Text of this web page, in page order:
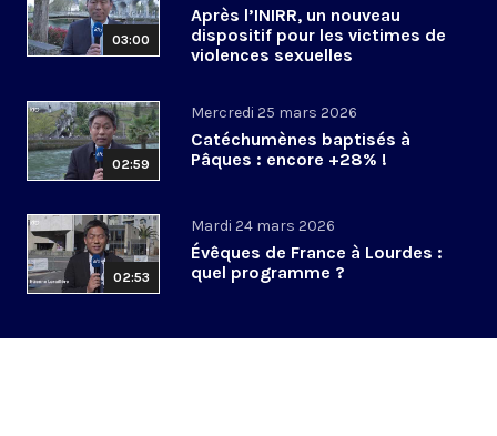
03:00
Après l’INIRR, un nouveau
dispositif pour les victimes de
violences sexuelles
02:59
Mercredi 25 mars 2026
Catéchumènes baptisés à
Pâques : encore +28% !
02:53
Mardi 24 mars 2026
Évêques de France à Lourdes :
quel programme ?